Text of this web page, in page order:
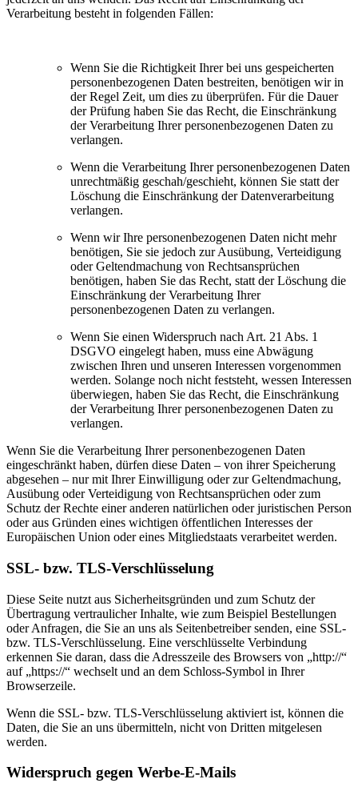
Verarbeitung besteht in folgenden Fällen:
Wenn Sie die Richtigkeit Ihrer bei uns gespeicherten
personenbezogenen Daten bestreiten, benötigen wir in
der Regel Zeit, um dies zu überprüfen. Für die Dauer
der Prüfung haben Sie das Recht, die Einschränkung
der Verarbeitung Ihrer personenbezogenen Daten zu
verlangen.
Wenn die Verarbeitung Ihrer personenbezogenen Daten
unrechtmäßig geschah/geschieht, können Sie statt der
Löschung die Einschränkung der Datenverarbeitung
verlangen.
Wenn wir Ihre personenbezogenen Daten nicht mehr
benötigen, Sie sie jedoch zur Ausübung, Verteidigung
oder Geltendmachung von Rechtsansprüchen
benötigen, haben Sie das Recht, statt der Löschung die
Einschränkung der Verarbeitung Ihrer
personenbezogenen Daten zu verlangen.
Wenn Sie einen Widerspruch nach Art. 21 Abs. 1
DSGVO eingelegt haben, muss eine Abwägung
zwischen Ihren und unseren Interessen vorgenommen
werden. Solange noch nicht feststeht, wessen Interessen
überwiegen, haben Sie das Recht, die Einschränkung
der Verarbeitung Ihrer personenbezogenen Daten zu
verlangen.
Wenn Sie die Verarbeitung Ihrer personenbezogenen Daten
eingeschränkt haben, dürfen diese Daten – von ihrer Speicherung
abgesehen – nur mit Ihrer Einwilligung oder zur Geltendmachung,
Ausübung oder Verteidigung von Rechtsansprüchen oder zum
Schutz der Rechte einer anderen natürlichen oder juristischen Person
oder aus Gründen eines wichtigen öffentlichen Interesses der
Europäischen Union oder eines Mitgliedstaats verarbeitet werden.
SSL- bzw. TLS-Verschlüsselung
Diese Seite nutzt aus Sicherheitsgründen und zum Schutz der
Übertragung vertraulicher Inhalte, wie zum Beispiel Bestellungen
oder Anfragen, die Sie an uns als Seitenbetreiber senden, eine SSL-
bzw. TLS-Verschlüsselung. Eine verschlüsselte Verbindung
erkennen Sie daran, dass die Adresszeile des Browsers von „http://“
auf „https://“ wechselt und an dem Schloss-Symbol in Ihrer
Browserzeile.
Wenn die SSL- bzw. TLS-Verschlüsselung aktiviert ist, können die
Daten, die Sie an uns übermitteln, nicht von Dritten mitgelesen
werden.
Widerspruch gegen Werbe-E-Mails